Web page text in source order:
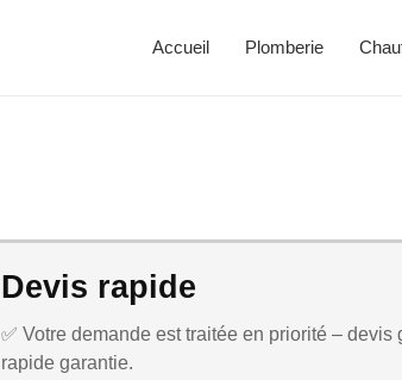
Accueil Plomberie
Devis rapide
✅ Votre demande est traitée en priorité – devis
rapide garantie.